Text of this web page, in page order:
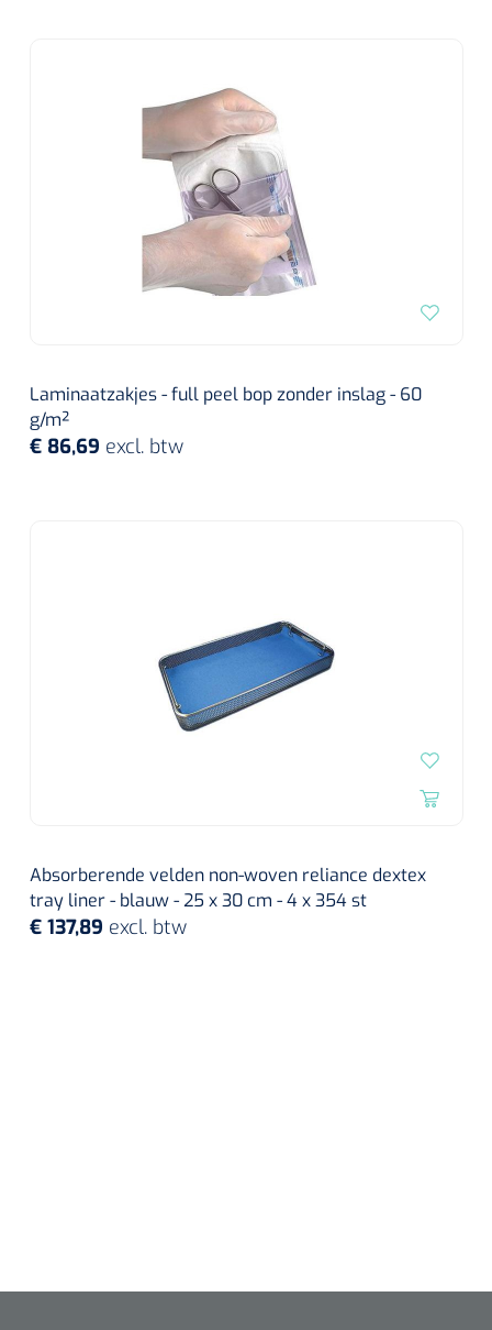
Laminaatzakjes - full peel bop zonder inslag - 60
g/m²
€ 86,69 excl. btw
Absorberende velden non-woven reliance dextex
tray liner - blauw - 25 x 30 cm - 4 x 354 st
€ 137,89 excl. btw